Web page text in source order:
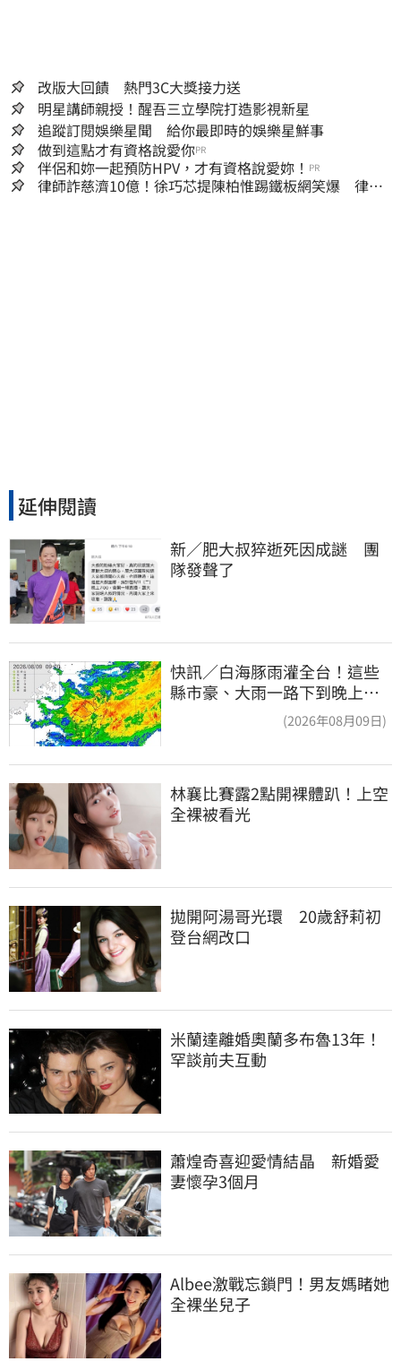
改版大回饋 熱門3C大獎接力送
明星講師親授！醒吾三立學院打造影視新星
追蹤訂閱娛樂星聞 給你最即時的娛樂星鮮事
做到這點才有資格說愛你PR
伴侶和妳一起預防HPV，才有資格說愛妳！ PR
律師詐慈濟10億！徐巧芯提陳柏惟踢鐵板網笑爆 律師
延伸閱讀
新／肥大叔猝逝死因成謎　團
隊發聲了
快訊／白海豚雨灌全台！這些
縣市豪、大雨一路下到晚上 3
(2026年08月09日)
林襄比賽露2點開裸體趴！上空
全裸被看光
拋開阿湯哥光環　20歲舒莉初
登台網改口
米蘭達離婚奧蘭多布魯13年！
罕談前夫互動
蕭煌奇喜迎愛情結晶　新婚愛
妻懷孕3個月
Albee激戰忘鎖門！男友媽睹她
全裸坐兒子